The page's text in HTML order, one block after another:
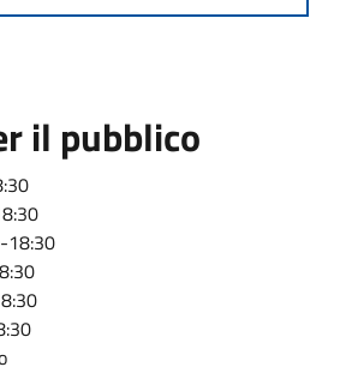
il pubblico
18:30